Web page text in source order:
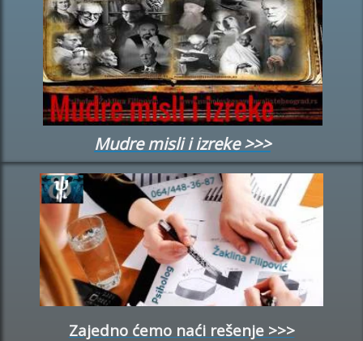
Mudre misli i izreke >>>
Zajedno ćemo naći rešenje >>>